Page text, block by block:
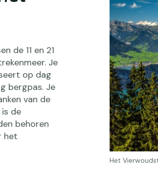
de 11 en 21
Je
op dag
bergpas. Je
van de
de
behoren
het
Het